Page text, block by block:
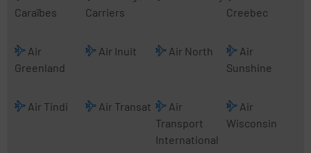
Caraïbes
Carriers
Creebec
Air
Greenland
Air Inuit Air North
Air
Sunshine
Air Tindi Air Transat
Air
Transport
International
Air
Wisconsin